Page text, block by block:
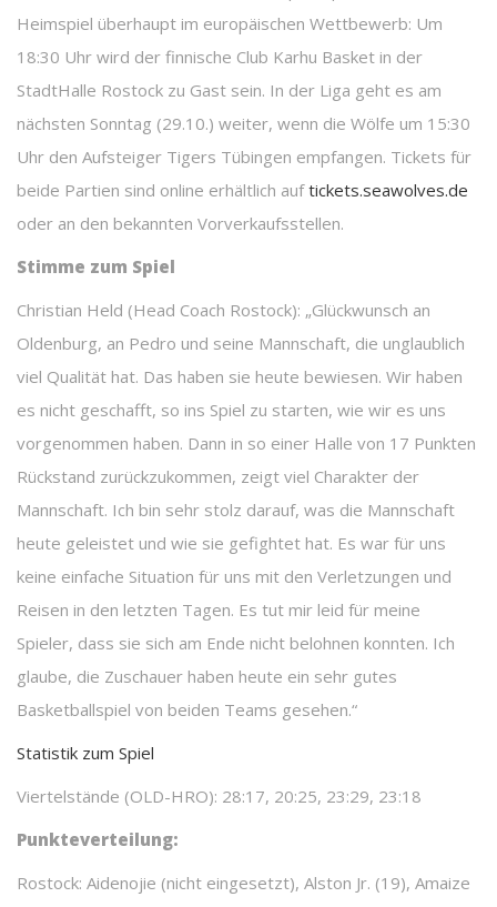
Heimspiel überhaupt im europäischen Wettbewerb: Um
18:30 Uhr wird der finnische Club Karhu Basket in der
StadtHalle Rostock zu Gast sein. In der Liga geht es am
nächsten Sonntag (29.10.) weiter, wenn die Wölfe um 15:30
Uhr den Aufsteiger Tigers Tübingen empfangen. Tickets für
beide Partien sind online erhältlich auftickets.seawolves.de
oder an den bekannten Vorverkaufsstellen.
Stimme zum Spiel
Christian Held (Head Coach Rostock): „Glückwunsch an
Oldenburg, an Pedro und seine Mannschaft, die unglaublich
viel Qualität hat. Das haben sie heute bewiesen. Wir haben
es nicht geschafft, so ins Spiel zu starten, wie wir es uns
vorgenommen haben. Dann in so einer Halle von 17 Punkten
Rückstand zurückzukommen, zeigt viel Charakter der
Mannschaft. Ich bin sehr stolz darauf, was die Mannschaft
heute geleistet und wie sie gefightet hat. Es war für uns
keine einfache Situation für uns mit den Verletzungen und
Reisen in den letzten Tagen. Es tut mir leid für meine
Spieler, dass sie sich am Ende nicht belohnen konnten. Ich
glaube, die Zuschauer haben heute ein sehr gutes
Basketballspiel von beiden Teams gesehen.“
Statistik zum Spiel
Viertelstände (OLD-HRO): 28:17, 20:25, 23:29, 23:18
Punkteverteilung:
Rostock: Aidenojie (nicht eingesetzt), Alston Jr. (19), Amaize